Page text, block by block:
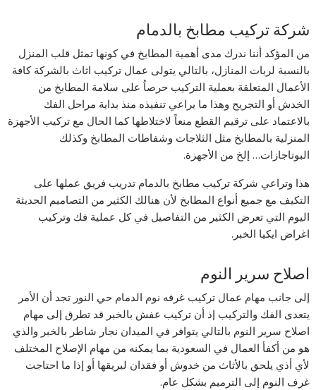
شركة تركيب مطابخ بالدمام
من المؤكد أننا ندرك مدى أهمية المطابخ في كونها تمثل قلب المنزل
بالنسبة لربات المنازل، بالتالي يتولى عمال تركيب اثاث بالشركة كافة
الأعمال المتعلقة بعملية التركيب حرصاُ على سلامة المطابخ من
الخدش أو التجريح وهذا ما يراعي تنفيذه منذ بداية مراحل الفك
بالاعتماد على ترقيم القطع منعاً لاختلاطها كما الحال مع تركيب الأجهزة
المنزلية بالمطابخ مثل الثلاجات وشفاطات المطابخ وكذلك
البوتاجازات… إلخ من الأجهزة.
هذا وتراعي شركة تركيب مطابخ بالدمام تدريب فريق عملها على
التكيف مع جميع أنواع المطابخ لأن هنالك الكثير من التصاميم الحديثة
اليوم التي تعرض الكثير من التفاصيل في كل عملية فك وتركيب
اغراض ايكيا الخبر.
اصلاح سرير النوم
إلى جانب مهام عمال تركيب غرفه نوم الدمام حي النور تجد أن الأمر
يتعدى الفك والتركيب إذ أن تركيب عفش بالخبر قد تطرق إلى مهام
اصلاح سرير النوم بالتالي يتوافر في الميدان نجار شاطر بالخبر والذي
هو من أكفأ العمال في السعودية بما يمكنه من مهام الإصلاح المختلف
لأي أذي يلحق بالأثاث من خدوش أو فقدان لبريقها أو إذا ما احتاجت
غرف النوم إلى الترميم بشكل عام.